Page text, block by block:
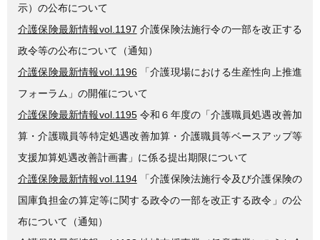
示）の公布について
介護保険最新情報vol.1197 介護保険法施行令の一部を改正する
政令等の公布について（通知）
介護保険最新情報vol.1196 「介護現場における生産性向上推進
フォーラム」の開催について
介護保険最新情報vol.1195令和６年度の「介護職員処遇改善加
算・介護職員等特定処遇改善加算・介護職員等ベースアップ等
支援加算処遇改善計画書」に係る提出期限について
介護保険最新情報vol.1194「介護保険法施行令及び介護保険の
国庫負担金の算定等に関する政令の一部を改正する政令」の公
布について（通知）